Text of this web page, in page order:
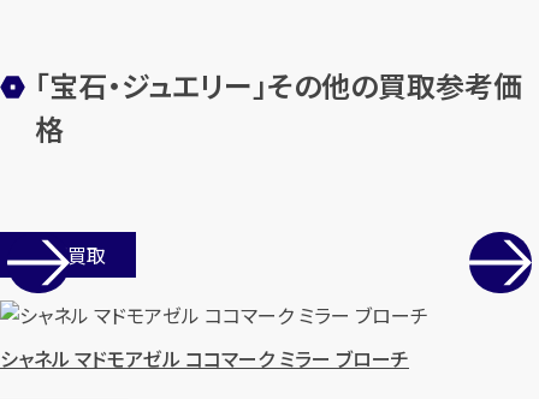
「宝石・ジュエリー」その他の買取参考価
格
店舗買取
シャネル マドモアゼル ココマーク ミラー ブローチ